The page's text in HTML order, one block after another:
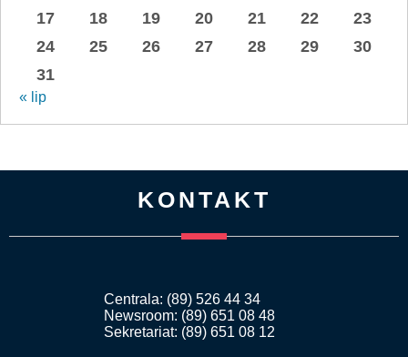
17
18 19 20 21 22
23
24
25 26 27 28 29
30
31
« lip
KONTAKT
Centrala: (89) 526 44 34
Newsroom: (89) 651 08 48
Sekretariat: (89) 651 08 12